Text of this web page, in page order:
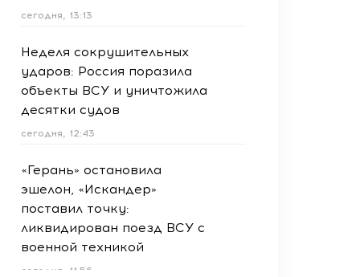
сегодня, 13:13
Неделя сокрушительных
ударов: Россия поразила
объекты ВСУ и уничтожила
десятки судов
сегодня, 12:43
«Герань» остановила
эшелон, «Искандер»
поставил точку:
ликвидирован поезд ВСУ с
военной техникой
сегодня, 11:56